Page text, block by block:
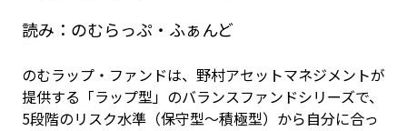
読み： のむらっぷ・ふぁんど
のむラップ・ファンドは、野村アセットマネジメントが
提供する「ラップ型」のバランスファンドシリーズで、
5段階のリスク水準（保守型〜積極型）から自分に合っ